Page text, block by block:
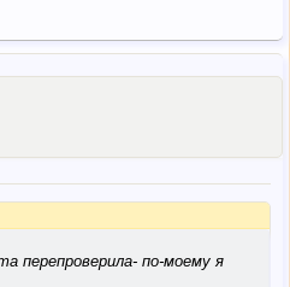
перепроверила- по-моему я